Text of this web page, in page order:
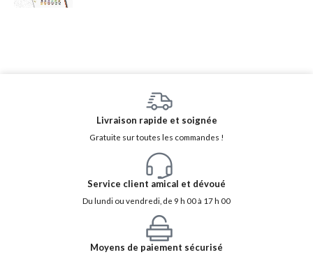
Livraison rapide et soignée
Gratuite sur toutes les commandes !
Service client amical et dévoué
Du lundi ou vendredi, de 9 h 00 à 17 h 00
Moyens de paiement sécurisé